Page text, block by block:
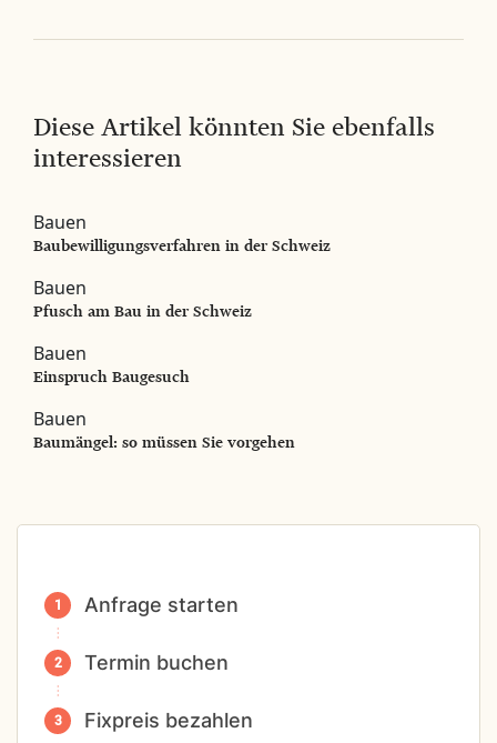
Diese Artikel könnten Sie ebenfalls
interessieren
Bauen
Baubewilligungsverfahren in der Schweiz
Bauen
Pfusch am Bau in der Schweiz
Bauen
Einspruch Baugesuch
Bauen
Baumängel: so müssen Sie vorgehen
Anfrage starten
Termin buchen
Fixpreis bezahlen